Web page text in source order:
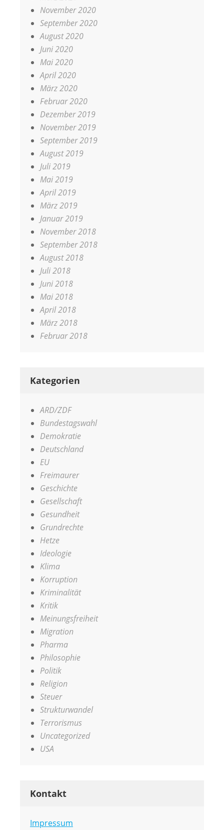
November 2020
September 2020
August 2020
Juni 2020
Mai 2020
April 2020
März 2020
Februar 2020
Dezember 2019
November 2019
September 2019
August 2019
Juli 2019
Mai 2019
April 2019
März 2019
Januar 2019
November 2018
September 2018
August 2018
Juli 2018
Juni 2018
Mai 2018
April 2018
März 2018
Februar 2018
Kategorien
ARD/ZDF
Bundestagswahl
Demokratie
Deutschland
EU
Freimaurer
Geschichte
Gesellschaft
Gesundheit
Grundrechte
Hetze
Ideologie
Klima
Korruption
Kriminalität
Kritik
Meinungsfreiheit
Migration
Pharma
Philosophie
Politik
Religion
Steuer
Strukturwandel
Terrorismus
Uncategorized
USA
Kontakt
Impressum